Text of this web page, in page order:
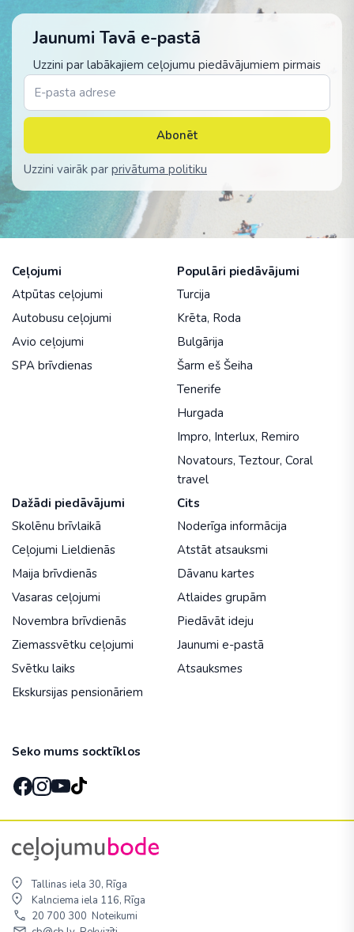
Jaunumi Tavā e-pastā
Uzzini par labākajiem ceļojumu piedāvājumiem pirmais
Abonēt
Uzzini vairāk par privātuma politiku
Ceļojumi
Atpūtas ceļojumi
Autobusu ceļojumi
Avio ceļojumi
SPA brīvdienas
Populāri piedāvājumi
Turcija
Krēta, Roda
Bulgārija
Šarm eš Šeiha
Tenerife
Hurgada
Impro, Interlux, Remiro
Novatours, Teztour, Coral
travel
Dažādi piedāvājumi
Skolēnu brīvlaikā
Ceļojumi Lieldienās
Maija brīvdienās
Vasaras ceļojumi
Novembra brīvdienās
Ziemassvētku ceļojumi
Svētku laiks
Ekskursijas pensionāriem
Cits
Noderīga informācija
Atstāt atsauksmi
Dāvanu kartes
Atlaides grupām
Piedāvāt ideju
Jaunumi e-pastā
Atsauksmes
Seko mums socktīklos
Tallinas iela 30, Rīga
Kalnciema iela 116, Rīga
20 700 300 Noteikumi